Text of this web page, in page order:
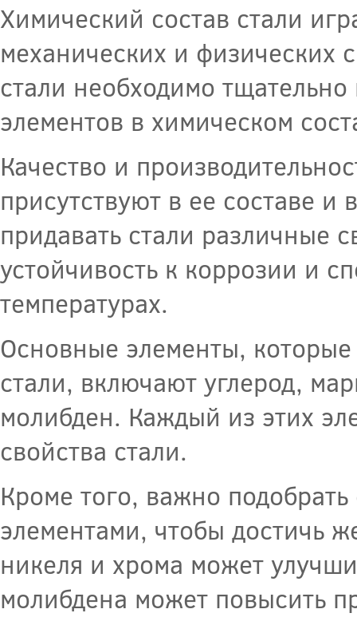
Химический состав стали
механических и физических
стали необходимо
элементов в химическом
Качество и
присутствуют в ее составе
придавать стали различные
устойчивость к коррозии и
температурах.
Основные элементы,
стали, включают углерод,
молибден. Каждый из этих
свойства стали.
Кроме того, важно
элементами, чтобы достичь
никеля и хрома может
молибдена может повысить